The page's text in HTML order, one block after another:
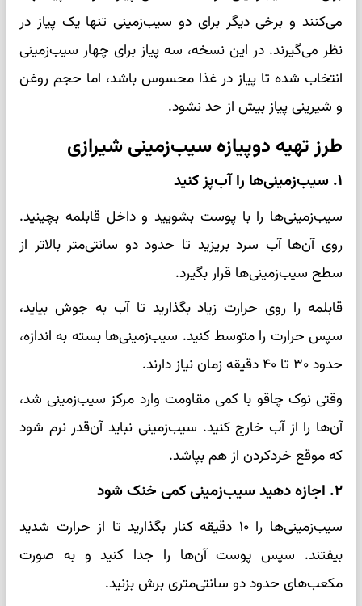
می‌کنند و برخی دیگر برای دو سیب‌زمینی تنها یک پیاز در
نظر می‌گیرند. در این نسخه، سه پیاز برای چهار سیب‌زمینی
انتخاب شده تا پیاز در غذا محسوس باشد، اما حجم روغن
و شیرینی پیاز بیش از حد نشود.
طرز تهیه دوپیازه سیب‌زمینی شیرازی
۱. سیب‌زمینی‌ها را آب‌پز کنید
سیب‌زمینی‌ها را با پوست بشویید و داخل قابلمه بچینید.
روی آن‌ها آب سرد بریزید تا حدود دو سانتی‌متر بالاتر از
سطح سیب‌زمینی‌ها قرار بگیرد.
قابلمه را روی حرارت زیاد بگذارید تا آب به جوش بیاید،
سپس حرارت را متوسط کنید. سیب‌زمینی‌ها بسته به اندازه،
حدود ۳۰ تا ۴۰ دقیقه زمان نیاز دارند.
وقتی نوک چاقو با کمی مقاومت وارد مرکز سیب‌زمینی شد،
آن‌ها را از آب خارج کنید. سیب‌زمینی نباید آن‌قدر نرم شود
که موقع خردکردن از هم بپاشد.
۲. اجازه دهید سیب‌زمینی کمی خنک شود
سیب‌زمینی‌ها را ۱۰ دقیقه کنار بگذارید تا از حرارت شدید
بیفتند. سپس پوست آن‌ها را جدا کنید و به صورت
مکعب‌های حدود دو سانتی‌متری برش بزنید.